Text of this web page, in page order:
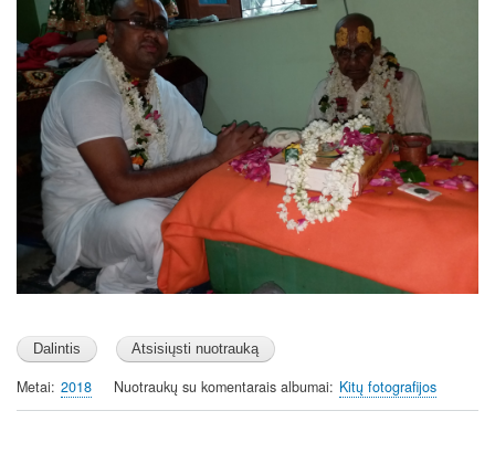
Metai 2018 Nuotraukų su komentarais albumai Kitų fotografijos